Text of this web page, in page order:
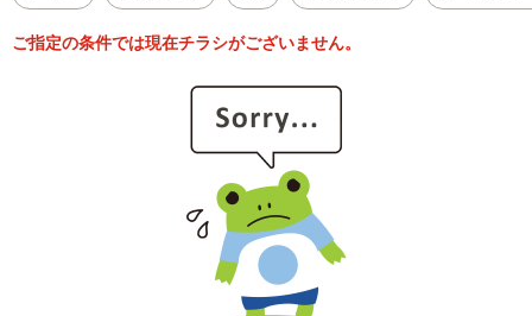
ご指定の条件では現在チラシがございません。